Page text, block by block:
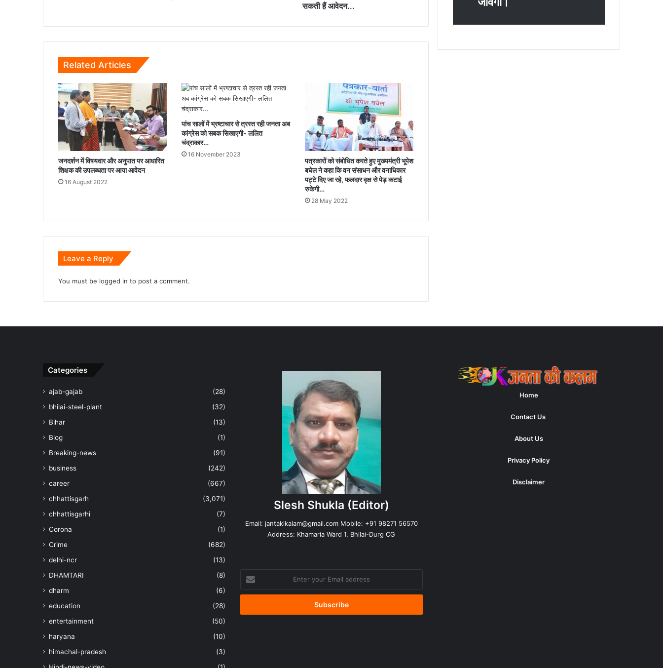
बढ़ी
चुनौती...
सकती हैं आवेदन...
Related Articles
जनदर्शन में विषयवार और अनुपात पर आधारित
शिक्षक की उपलब्धता पर आया आवेदन
16 August 2022
पांच सालों में भ्रष्टाचार से त्रस्त रही जनता अब
कांग्रेस को सबक सिखाएगी- ललित
चंद्राकार…
16 November 2023
पत्रकारों को संबोधित करते हुए मुख्यमंत्री भूपेश
बघेल ने कहा कि वन संसाधन और वनाधिकार
पट्टे दिए जा रहे, फलदार वृक्ष से पेड़ कटाई
रुकेगी…
28 May 2022
Leave a Reply
You must be logged in to post a comment.
Categories
ajab-gajab
(28)
bhilai-steel-plant
(32)
Bihar
(13)
Blog
(1)
Breaking-news
(91)
business
(242)
career
(667)
chhattisgarh
(3,071)
chhattisgarhi
(7)
Corona
(1)
Crime
(682)
delhi-ncr
(13)
DHAMTARI
(8)
dharm
(6)
education
(28)
entertainment
(50)
haryana
(10)
himachal-pradesh
(3)
Slesh Shukla (Editor)
Email: jantakikalam@gmail.comMobile: +91 98271 56570
Address: Khamaria Ward 1, Bhilai-Durg CG
your
Email
Home
Contact Us
About Us
Privacy Policy
Disclaimer